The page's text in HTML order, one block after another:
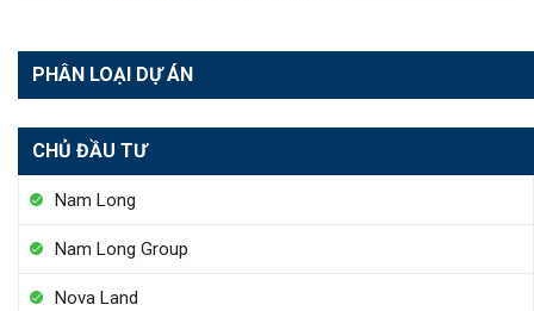
PHÂN LOẠI DỰ ÁN
CHỦ ĐẦU TƯ
Nam Long
Nam Long Group
Nova Land